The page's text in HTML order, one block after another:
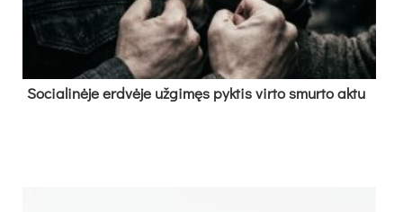
So­cia­li­nė­je erd­vė­je už­gi­męs pyk­tis vir­to smur­to ak­tu